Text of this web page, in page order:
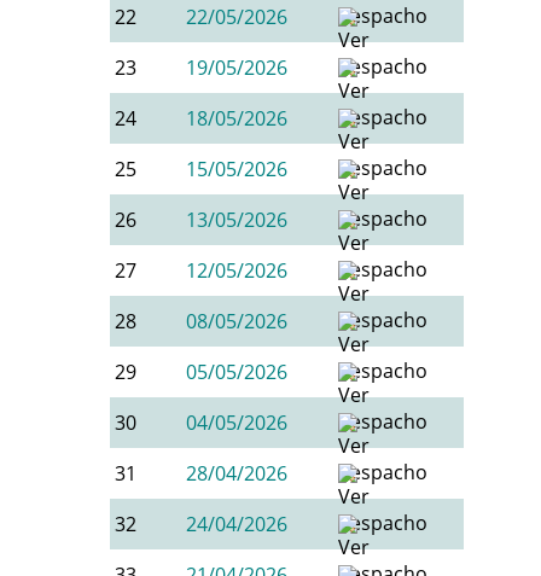
22
22/05/2026
23
19/05/2026
24
18/05/2026
25
15/05/2026
26
13/05/2026
27
12/05/2026
28
08/05/2026
29
05/05/2026
30
04/05/2026
31
28/04/2026
32
24/04/2026